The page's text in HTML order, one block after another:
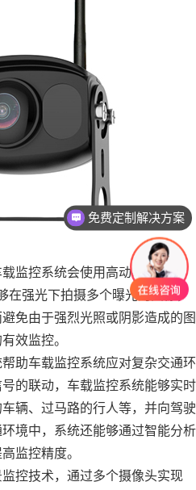
监控系统会使用高动态范围
在强光下拍摄多个曝光的图像，
免由于强烈光照或阴影造成的图
效监控。
助车载监控系统应对复杂交通环
的联动，车载监控系统能够实时
辆、过马路的行人等，并向驾驶
境中，系统还能够通过智能分析
监控精度。
控技术，通过多个摄像头实现
免费定制解决方案